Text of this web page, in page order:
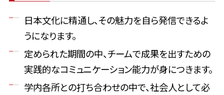
日本文化に精通し、その魅力を自ら発信できるよ
うになります。
定められた期間の中、チームで成果を出すための
実践的なコミュニケーション能力が身につきます。
学内各所との打ち合わせの中で、社会人として必